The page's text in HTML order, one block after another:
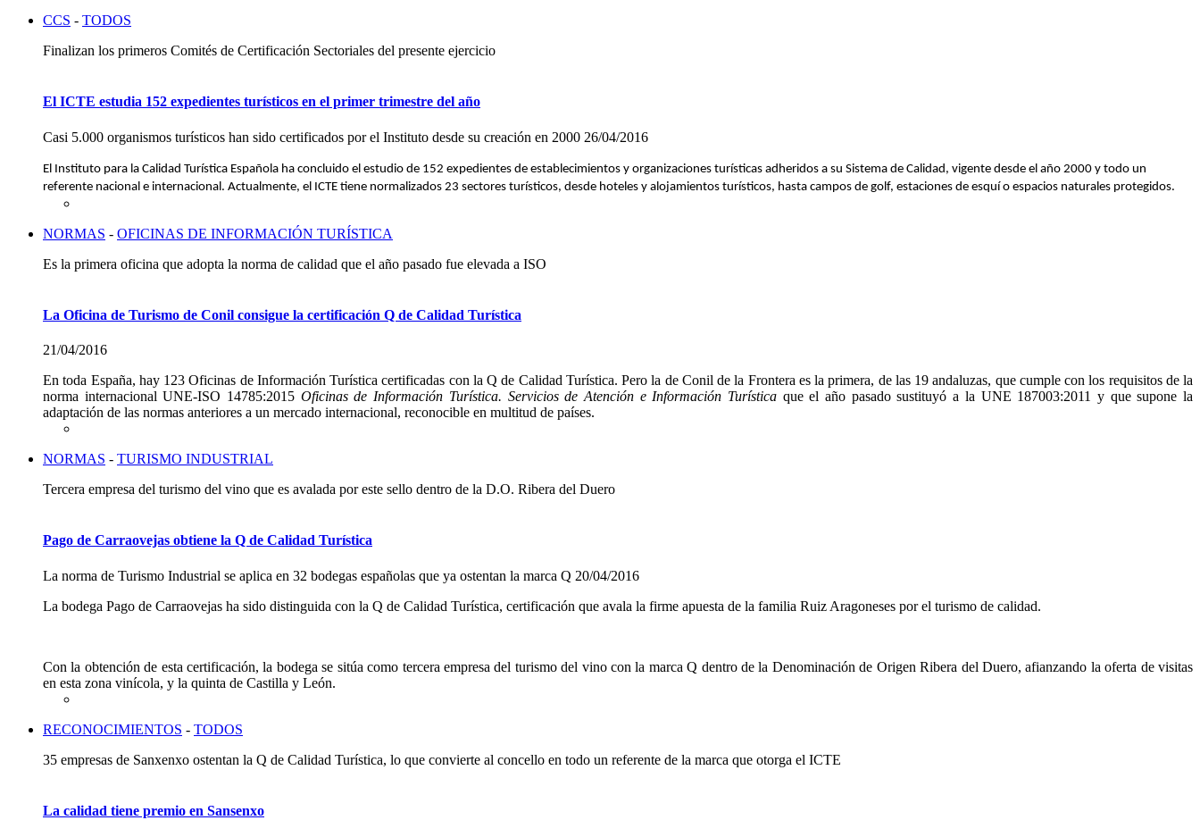
CCS - TODOS
Finalizan los primeros Comités de Certificación Sectoriales del presente ejercicio
El ICTE estudia 152 expedientes turísticos en el primer trimestre del año
Casi 5.000 organismos turísticos han sido certificados por el Instituto desde su creación en 2000 26/04/2016
El Instituto para la Calidad Turística Española ha concluido el estudio de 152 expedientes de establecimientos y organizaciones turísticas adheridos a su Sistema de Calidad, vigente desde el año 2000 y todo un
referente nacional e internacional. Actualmente, el ICTE tiene normalizados 23 sectores turísticos, desde hoteles y alojamientos turísticos, hasta campos de golf, estaciones de esquí o espacios naturales protegidos.
NORMAS - OFICINAS DE INFORMACIÓN TURÍSTICA
Es la primera oficina que adopta la norma de calidad que el año pasado fue elevada a ISO
La Oficina de Turismo de Conil consigue la certificación Q de Calidad Turística
21/04/2016
En toda España, hay 123 Oficinas de Información Turística certificadas con la Q de Calidad Turística. Pero la de Conil de la Frontera es la primera, de las 19 andaluzas, que cumple con los requisitos de la
norma internacional UNE-ISO 14785:2015 Oficinas de Información Turística. Servicios de Atención e Información Turística que el año pasado sustituyó a la UNE 187003:2011 y que supone la
adaptación de las normas anteriores a un mercado internacional, reconocible en multitud de países.
NORMAS - TURISMO INDUSTRIAL
Tercera empresa del turismo del vino que es avalada por este sello dentro de la D.O. Ribera del Duero
Pago de Carraovejas obtiene la Q de Calidad Turística
La norma de Turismo Industrial se aplica en 32 bodegas españolas que ya ostentan la marca Q 20/04/2016
La bodega Pago de Carraovejas ha sido distinguida con la Q de Calidad Turística, certificación que avala la firme apuesta de la familia Ruiz Aragoneses por el turismo de calidad.
Con la obtención de esta certificación, la bodega se sitúa como tercera empresa del turismo del vino con la marca Q dentro de la Denominación de Origen Ribera del Duero, afianzando la oferta de visitas
en esta zona vinícola, y la quinta de Castilla y León.
RECONOCIMIENTOS - TODOS
35 empresas de Sanxenxo ostentan la Q de Calidad Turística, lo que convierte al concello en todo un referente de la marca que otorga el ICTE
La calidad tiene premio en Sansenxo